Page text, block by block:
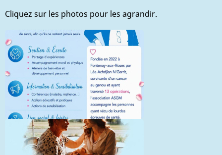
Cliquez sur les photos pour les agrandir.